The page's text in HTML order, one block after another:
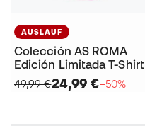
AUSLAUF
Colección AS ROMA
Edición Limitada T-Shirt
49,99 €24,99 €−50%